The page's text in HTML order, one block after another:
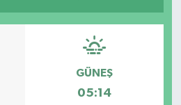
GÜNEŞ
05:14